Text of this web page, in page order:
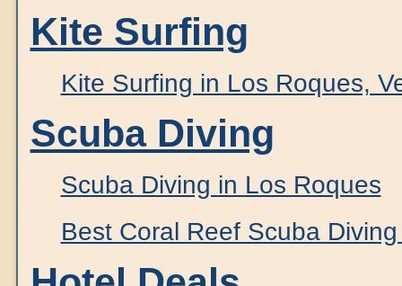
Kite Surfing
Kite Surfing in Los Roques,
Scuba Diving
Scuba Diving in Los Roques
Best Coral Reef Scuba